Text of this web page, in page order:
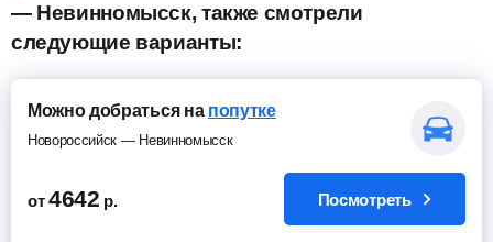
— Невинномысск, также смотрели
следующие варианты:
Можно добраться на попутке
Новороссийск — Невинномысск
от4642 р. Посмотреть